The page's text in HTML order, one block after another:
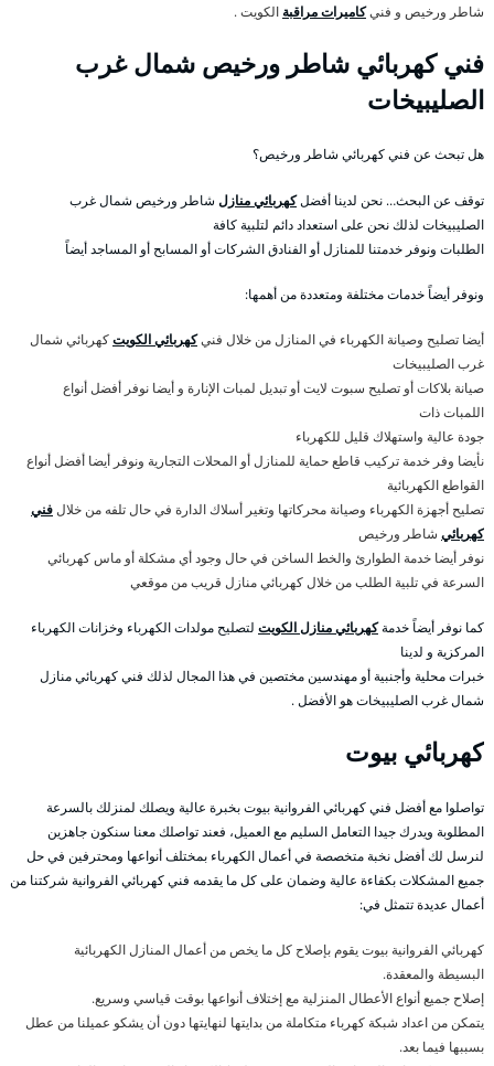
شاطر ورخيص و فنيكاميرات مراقبة الكويت .
فني كهربائي شاطر ورخيص شمال غرب
الصليبيخات
هل تبحث عن فني كهربائي شاطر ورخيص؟
توقف عن البحث… نحن لدينا أفضلكهربائي منازل شاطر ورخيص شمال غرب
الصليبيخات لذلك نحن على استعداد دائم لتلبية كافة
الطلبات ونوفر خدمتنا للمنازل أو الفنادق الشركات أو المسابح أو المساجد أيضاً
ونوفر أيضاً خدمات مختلفة ومتعددة من أهمها:
أيضا تصليح وصيانة الكهرباء في المنازل من خلال فنيكهربائي الكويتكهربائي شمال
غرب الصليبيخات
صيانة بلاكات أو تصليح سبوت لايت أو تبديل لمبات الإنارة و أيضا نوفر أفضل أنواع
اللمبات ذات
جودة عالية واستهلاك قليل للكهرباء
نأيضا وفر خدمة تركيب قاطع حماية للمنازل أو المحلات التجارية ونوفر أيضا أفضل أنواع
القواطع الكهربائية
تصليح أجهزة الكهرباء وصيانة محركاتها وتغير أسلاك الدارة في حال تلفه من خلالفني
كهربائي شاطر ورخيص
نوفر أيضا خدمة الطوارئ والخط الساخن في حال وجود أي مشكلة أو ماس كهربائي
السرعة في تلبية الطلب من خلال كهربائي منازل قريب من موقعي
كما نوفر أيضاً خدمةكهربائي منازل الكويت لتصليح مولدات الكهرباء وخزانات الكهرباء
المركزية و لدينا
خبرات محلية وأجنبية أو مهندسين مختصين في هذا المجال لذلك فني كهربائي منازل
شمال غرب الصليبيخات هو الأفضل .
كهربائي بيوت
تواصلوا مع أفضل فني كهربائي الفروانية بيوت بخبرة عالية ويصلك لمنزلك بالسرعة
المطلوبة ويدرك جيدا التعامل السليم مع العميل، فعند تواصلك معنا سنكون جاهزين
لنرسل لك أفضل نخبة متخصصة في أعمال الكهرباء بمختلف أنواعها ومحترفين في حل
جميع المشكلات بكفاءة عالية وضمان على كل ما يقدمه فني كهربائي الفروانية شركتنا من
أعمال عديدة تتمثل في:
كهربائي الفروانية بيوت يقوم بإصلاح كل ما يخص من أعمال المنازل الكهربائية
البسيطة والمعقدة.
إصلاح جميع أنواع الأعطال المنزلية مع إختلاف أنواعها بوقت قياسي وسريع.
يتمكن من اعداد شبكة كهرباء متكاملة من بدايتها لنهايتها دون أن يشكو عميلنا من عطل
بسببها فيما بعد.